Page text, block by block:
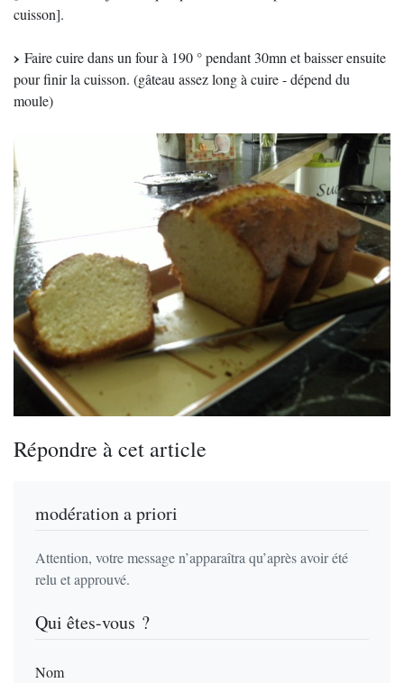
cuisson].
Faire cuire dans un four à 190 ° pendant 30mn et baisser ensuite
pour finir la cuisson. (gâteau assez long à cuire - dépend du
moule)
Répondre à cet article
modération a priori
Attention, votre message n’apparaîtra qu’après avoir été
relu et approuvé.
Qui êtes-vous ?
Nom